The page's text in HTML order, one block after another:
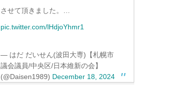
させて頂きました。…
pic.twitter.com/lHdjoYhmr1
— はだ だいせん(波田大専)【札幌市
議会議員/中央区/日本維新の会】
(@Daisen1989) December 18, 2024